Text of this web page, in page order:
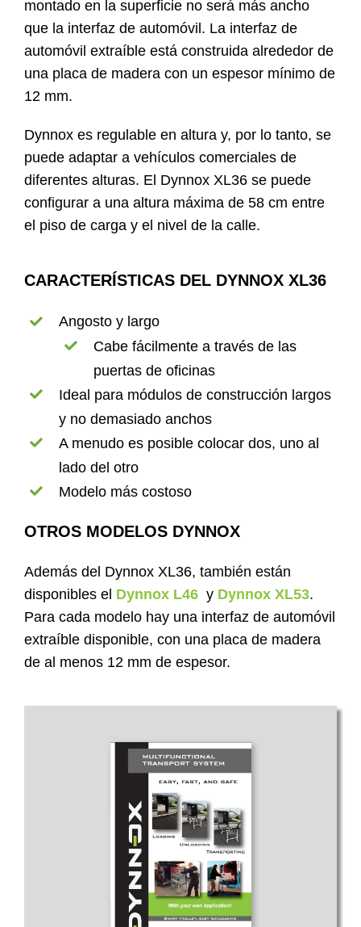
montado en la superficie no será más ancho
que la interfaz de automóvil. La interfaz de
automóvil extraíble está construida alrededor de
una placa de madera con un espesor mínimo de
12 mm.
Dynnox es regulable en altura y, por lo tanto, se
puede adaptar a vehículos comerciales de
diferentes alturas. El Dynnox XL36 se puede
configurar a una altura máxima de 58 cm entre
el piso de carga y el nivel de la calle.
CARACTERÍSTICAS DEL DYNNOX XL36
Angosto y largo
Cabe fácilmente a través de las
puertas de oficinas
Ideal para módulos de construcción largos
y no demasiado anchos
A menudo es posible colocar dos, uno al
lado del otro
Modelo más costoso
OTROS MODELOS DYNNOX
Además del Dynnox XL36, también están
disponibles el Dynnox L46y Dynnox XL53.
Para cada modelo hay una interfaz de automóvil
extraíble disponible, con una placa de madera
de al menos 12 mm de espesor.